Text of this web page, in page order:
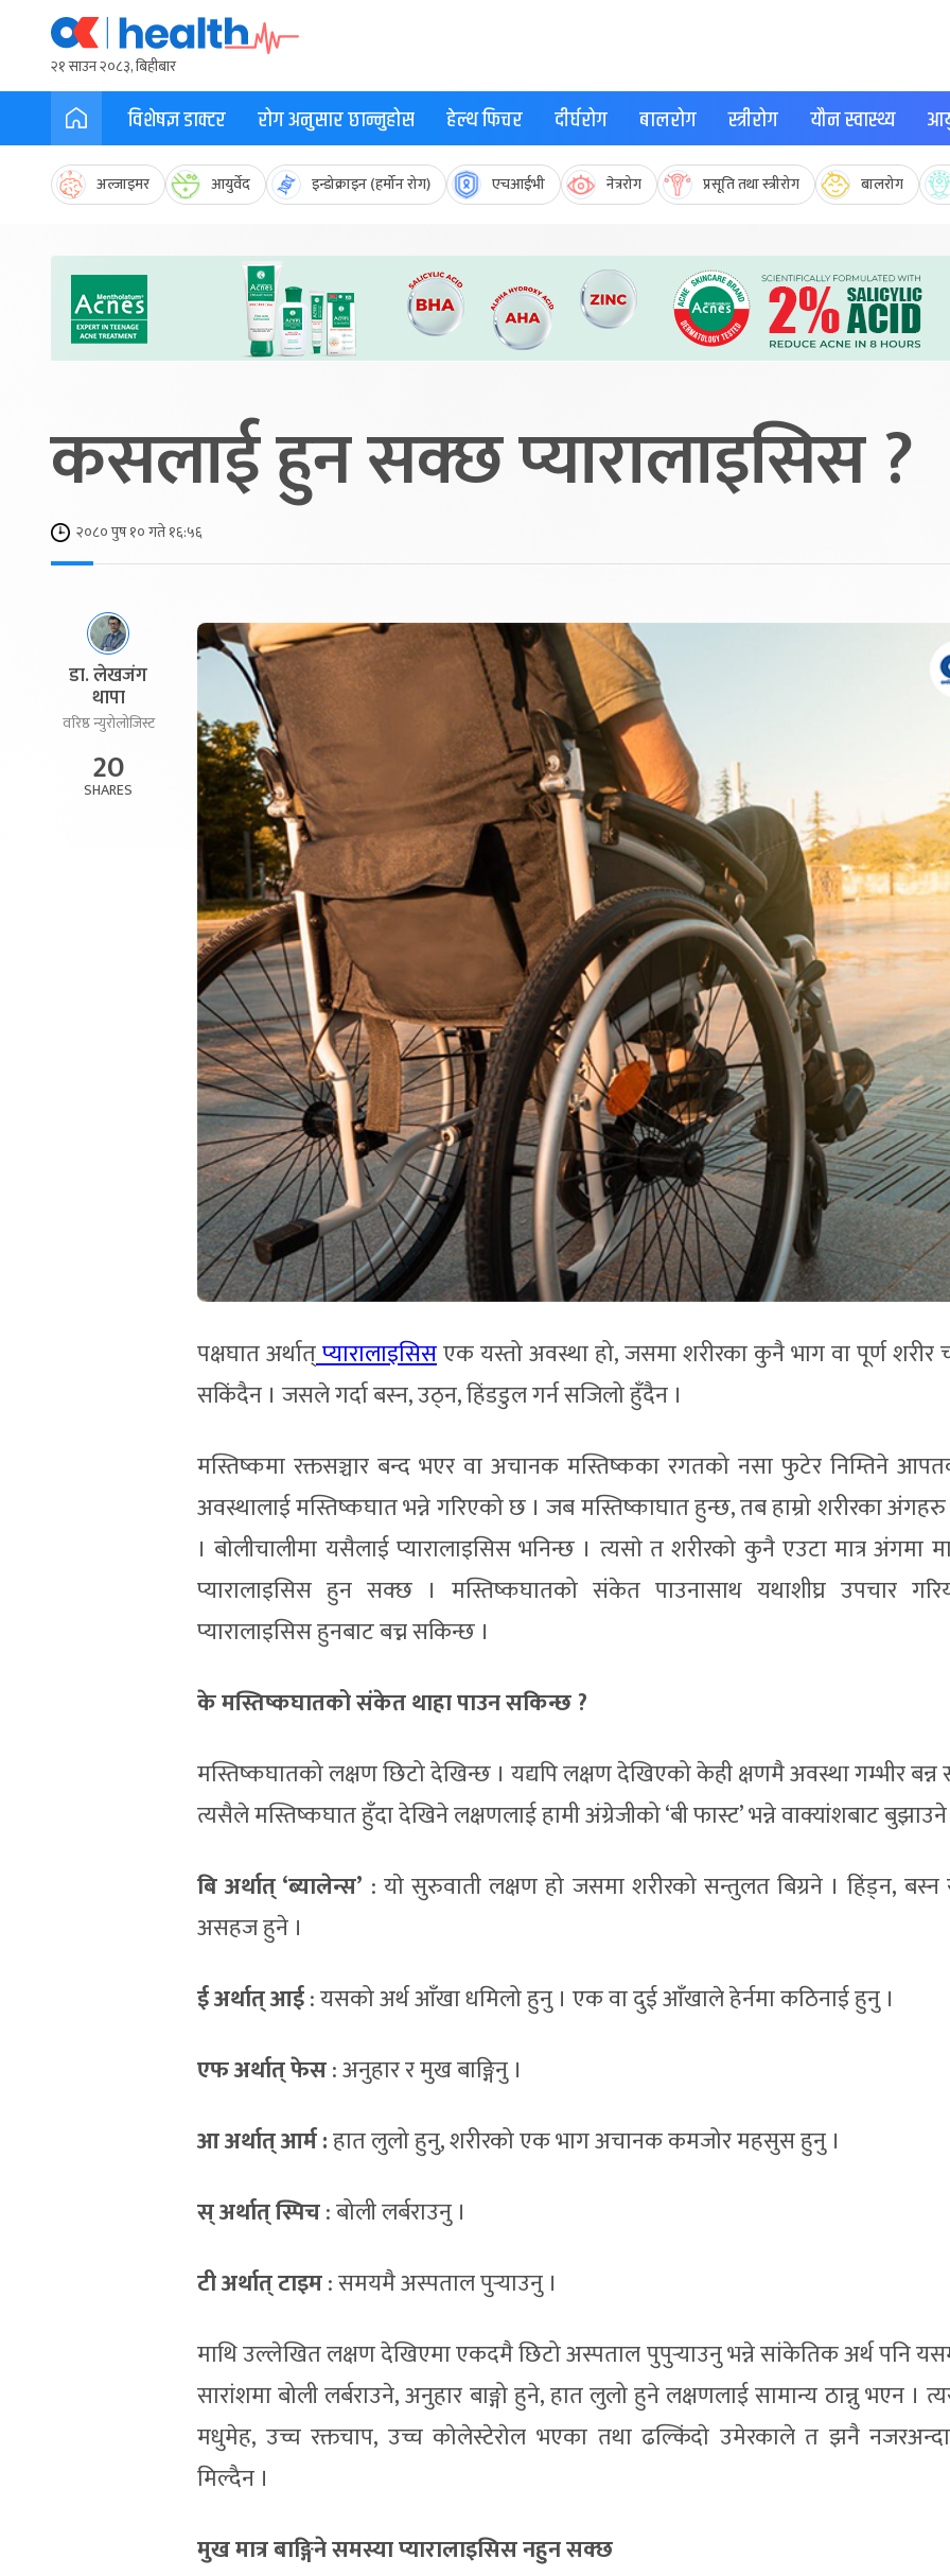
२१ साउन २०८३, बिहीबार
विशेषज्ञ डाक्टर रोग अनुसार छान्नुहोस हेल्थ फिचर दीर्घरोग बालरोग स्त्रीरोग यौन स्वास्थ्य
अल्जाइमर आयुर्वेद इन्डोक्राइन (हर्मोन रोग) एचआईभी नेत्ररोग प्रसूति तथा स्त्रीरोग बालरोग
कसलाई हुन सक्छ प्यारालाइसिस ?
२०८० पुष १० गते १६:५६
डा. लेखजंग
थापा
वरिष्ठ न्युरोलोजिस्ट
20
SHARES
पक्षघात अर्थात्प्यारालाइसिसएक यस्तो अवस्था हो, जसमा शरीरका कुनै भाग वा पूर्ण शरीर
सकिंदैन । जसले गर्दा बस्न, उठ्न, हिंडडुल गर्न सजिलो हुँदैन ।
मस्तिष्कमा रक्तसञ्चार बन्द भएर वा अचानक मस्तिष्कका रगतको नसा फुटेर निम्तिने
अवस्थालाई मस्तिष्कघात भन्ने गरिएको छ । जब मस्तिष्काघात हुन्छ, तब हाम्रो शरीरका
। बाेलीचालीमा यसैलाई प्यारालाइसिस भनिन्छ । त्यसाे त शरीरको कुनै एउटा मात्र अंगमा
प्यारालाइसिस हुन सक्छ । मस्तिष्कघातको संकेत पाउनासाथ यथाशीघ्र उपचार
प्यारालाइसिस हुनबाट बच्न सकिन्छ ।
के मस्तिष्कघातको संकेत थाहा पाउन सकिन्छ ?
मस्तिष्कघातको लक्षण छिटो देखिन्छ । यद्यपि लक्षण देखिएको केही क्षणमै अवस्था गम्भीर
त्यसैले मस्तिष्कघात हुँदा देखिने लक्षणलाई हामी अंग्रेजीको ‘बी फास्ट’ भन्ने वाक्यांशबाट बुझाउने
बि अर्थात् ‘ब्यालेन्स’ : याे सुरुवाती लक्षण हो जसमा शरीरको सन्तुलत बिग्रने । हिंड्न,
असहज हुने ।
ई अर्थात् आई: यसको अर्थ आँखा धमिलो हुनु । एक वा दुई आँखाले हेर्नमा कठिनाई हुनु ।
एफ अर्थात् फेस: अनुहार र मुख बाङ्गिनु ।
आ अर्थात् आर्म :हात लुलो हुनु, शरीरको एक भाग अचानक कमजोर महसुस हुनु ।
स् अर्थात् स्पिच: बोली लर्बराउनु ।
टी अर्थात् टाइम: समयमै अस्पताल पुर्‍याउनु ।
माथि उल्लेखित लक्षण देखिएमा एकदमै छिटो अस्पताल पुपुर्‍याउनु भन्ने सांकेतिक अर्थ पनि
सारांशमा बोली लर्बराउने, अनुहार बाङ्गो हुने, हात लुलो हुने लक्षणलाई सामान्य ठान्नु भएन ।
मधुमेह, उच्च रक्तचाप, उच्च काेलेस्टेराेल भएका तथा ढल्किंदाे उमेरकाले त झनै
मिल्दैन ।
मुख मात्र बाङ्गिने समस्या प्यारालाइसिस नहुन सक्छ